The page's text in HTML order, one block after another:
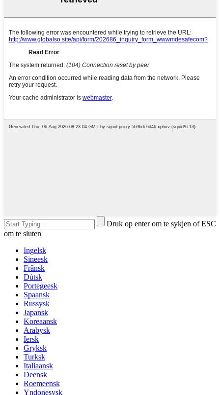
Druk op enter om te sykjen of ESC
om te sluten
Ingelsk
Sineesk
Frânsk
Dútsk
Portegeesk
Spaansk
Russysk
Japansk
Koreaansk
Arabysk
Iersk
Gryksk
Turksk
Italiaansk
Deensk
Roemeensk
Yndonesysk